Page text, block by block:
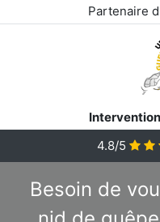
Partenaire
4.8/5
Besoin de